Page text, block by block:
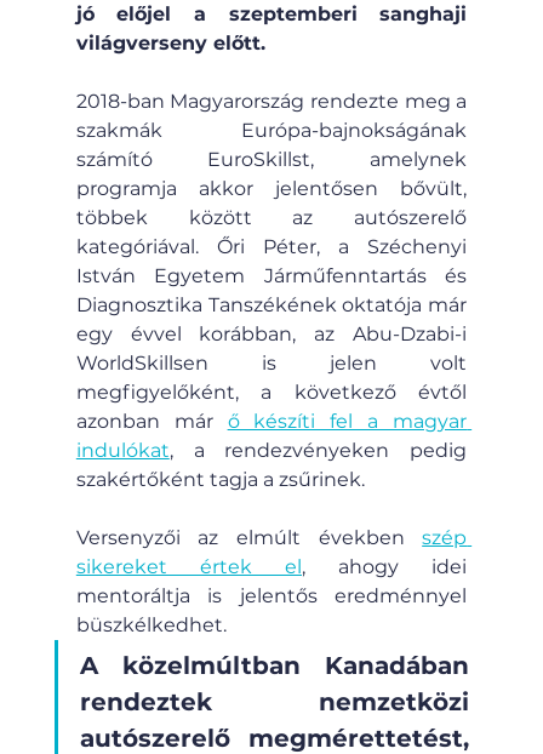
jó előjel a szeptemberi sanghaji
világverseny előtt.
2018-ban Magyarország rendezte meg a
szakmák Európa-bajnokságának
számító EuroSkillst, amelynek
programja akkor jelentősen bővült,
többek között az autószerelő
kategóriával. Őri Péter, a Széchenyi
István Egyetem Járműfenntartás és
Diagnosztika Tanszékének oktatója már
egy évvel korábban, az Abu-Dzabi-i
WorldSkillsen is jelen volt
megfigyelőként, a következő évtől
azonban már ő készíti fel a magyar
indulókat, a rendezvényeken pedig
szakértőként tagja a zsűrinek.
Versenyzői az elmúlt években szép
sikereket értek el, ahogy idei
mentoráltja is jelentős eredménnyel
büszkélkedhet.
A közelmúltban Kanadában
rendeztek nemzetközi
autószerelő megmérettetést,